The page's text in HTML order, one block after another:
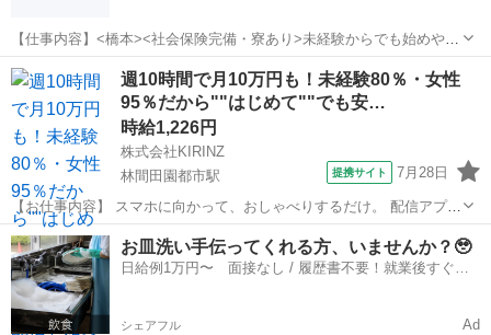
【仕事内容】<橋本><社会保険完備・寮あり>未経験からでも始めやす
い環境があります 待遇面もバッチリで長く働いていけます「理容cut-A
橋本店(リヨウカットエーハシモトテン)」から理容師(見習い・中習・
技術者)の求人 【経験・資...
正社員 / アルバイト・パート
週10時間で月10万円も！未経験80％・女性
95％だから""はじめて""でも安…
時給1,226円
株式会社KIRINZ
林間田園都市駅
提携サイト 7月28日
【お仕事内容】 スマホに向かって、おしゃべりするだけ。 配信アプリ
（17LIVE／Pococha／IRIAM など）でライブ配信するお仕事です。
——————————— 配信内容はぜんぶ自由
——————————— ・今日...
和歌山 橋本市 林間田園都市駅 イベントスタッフ
お皿洗い手伝ってくれる方、いませんか？🥹
日給例1万円〜 面接なし / 履歴書不要！就業後すぐに
シェアフル Ad